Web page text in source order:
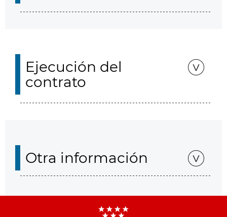
Ejecución del
contrato
Otra información